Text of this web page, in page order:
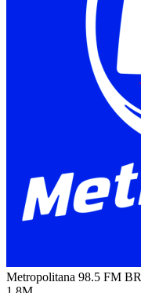
Metropolitana 98.5 FM BR